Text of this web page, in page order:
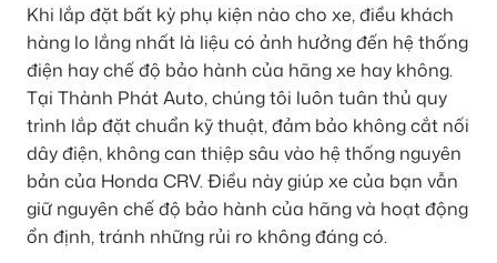
Khi lắp đặt bất kỳ phụ kiện nào cho xe, điều khách
hàng lo lắng nhất là liệu có ảnh hưởng đến hệ thống
điện hay chế độ bảo hành của hãng xe hay không.
Tại Thành Phát Auto, chúng tôi luôn tuân thủ quy
trình lắp đặt chuẩn kỹ thuật, đảm bảo không cắt nối
dây điện, không can thiệp sâu vào hệ thống nguyên
bản của Honda CRV. Điều này giúp xe của bạn vẫn
giữ nguyên chế độ bảo hành của hãng và hoạt động
ổn định, tránh những rủi ro không đáng có.